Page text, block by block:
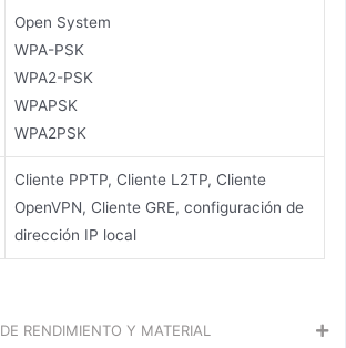
Open System
WPA-PSK
WPA2-PSK
WPAPSK
WPA2PSK
Cliente PPTP, Cliente L2TP, Cliente
OpenVPN, Cliente GRE, configuración de
dirección IP local
RENDIMIENTO Y MATERIAL